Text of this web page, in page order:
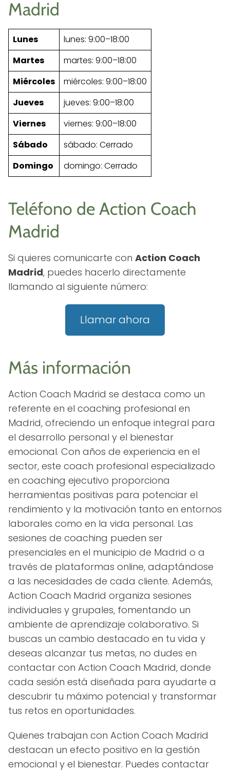
Madrid
Lunes
lunes: 9:00–18:00
Martes
martes: 9:00–18:00
Miércoles
miércoles: 9:00–18:00
Jueves
jueves: 9:00–18:00
Viernes
viernes: 9:00–18:00
Sábado
sábado: Cerrado
Domingo
domingo: Cerrado
Teléfono de Action Coach
Madrid
Si quieres comunicarte con Action Coach
Madrid, puedes hacerlo directamente
llamando al siguiente número:
Llamar ahora
Más información
Action Coach Madrid se destaca como un
referente en el coaching profesional en
Madrid, ofreciendo un enfoque integral para
el desarrollo personal y el bienestar
emocional. Con años de experiencia en el
sector, este coach profesional especializado
en coaching ejecutivo proporciona
herramientas positivas para potenciar el
rendimiento y la motivación tanto en entornos
laborales como en la vida personal. Las
sesiones de coaching pueden ser
presenciales en el municipio de Madrid o a
través de plataformas online, adaptándose
a las necesidades de cada cliente. Además,
Action Coach Madrid organiza sesiones
individuales y grupales, fomentando un
ambiente de aprendizaje colaborativo. Si
buscas un cambio destacado en tu vida y
deseas alcanzar tus metas, no dudes en
contactar con Action Coach Madrid, donde
cada sesión está diseñada para ayudarte a
descubrir tu máximo potencial y transformar
tus retos en oportunidades.
Quienes trabajan con Action Coach Madrid
destacan un efecto positivo en la gestión
emocional y el bienestar. Puedes contactar